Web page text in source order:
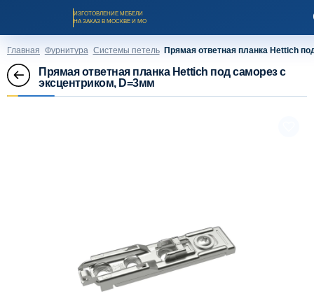
ИЗГОТОВЛЕНИЕ МЕБЕЛИ
НА ЗАКАЗ В МОСКВЕ И МО
Оплата и доставка
Главная Фурнитура Системы петель Прямая ответная планка Hettich
Прямая ответная планка Hettich под саморез с
эксцентриком, D=3мм